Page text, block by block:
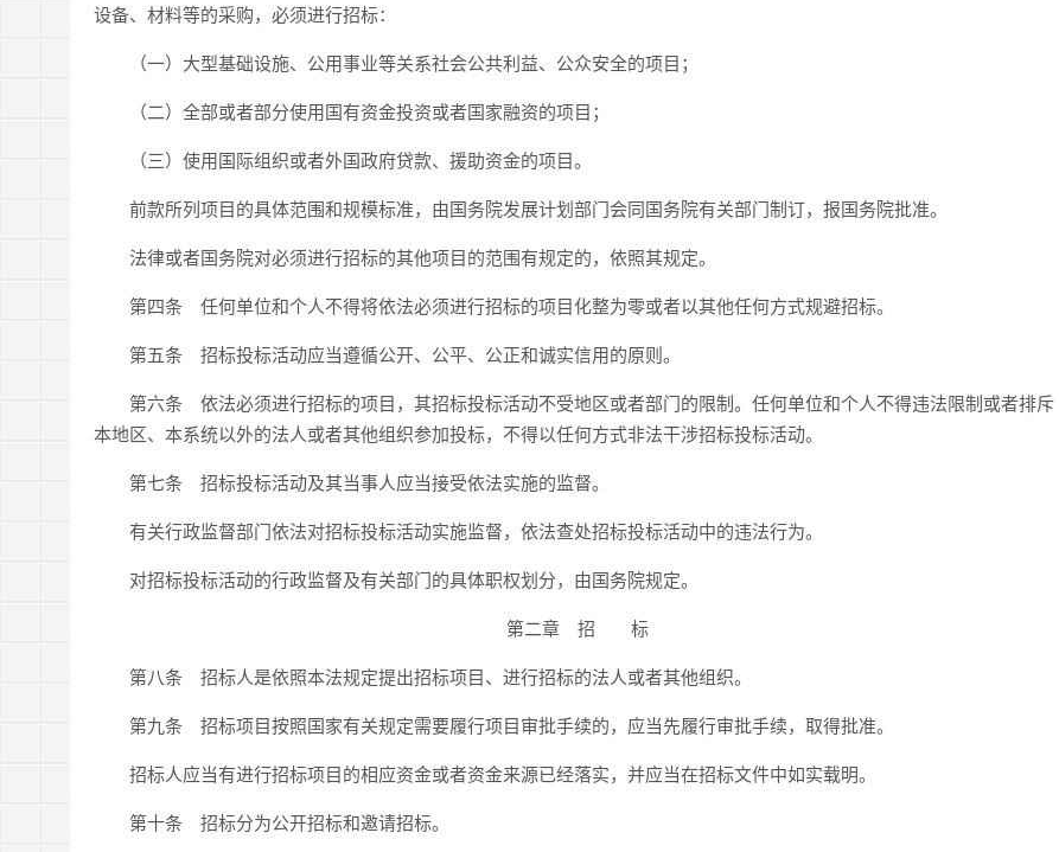
设备、材料等的采购，必须进行招标：
（一）大型基础设施、公用事业等关系社会公共利益、公众安全的项目；
（二）全部或者部分使用国有资金投资或者国家融资的项目；
（三）使用国际组织或者外国政府贷款、援助资金的项目。
前款所列项目的具体范围和规模标准，由国务院发展计划部门会同国务院有关部门制订，报国务院批准。
法律或者国务院对必须进行招标的其他项目的范围有规定的，依照其规定。
第四条 任何单位和个人不得将依法必须进行招标的项目化整为零或者以其他任何方式规避招标。
第五条 招标投标活动应当遵循公开、公平、公正和诚实信用的原则。
第六条 依法必须进行招标的项目，其招标投标活动不受地区或者部门的限制。任何单位和个人不得违法限制或者排斥
本地区、本系统以外的法人或者其他组织参加投标，不得以任何方式非法干涉招标投标活动。
第七条 招标投标活动及其当事人应当接受依法实施的监督。
有关行政监督部门依法对招标投标活动实施监督，依法查处招标投标活动中的违法行为。
对招标投标活动的行政监督及有关部门的具体职权划分，由国务院规定。
第二章 招 标
第八条 招标人是依照本法规定提出招标项目、进行招标的法人或者其他组织。
第九条 招标项目按照国家有关规定需要履行项目审批手续的，应当先履行审批手续，取得批准。
招标人应当有进行招标项目的相应资金或者资金来源已经落实，并应当在招标文件中如实载明。
第十条 招标分为公开招标和邀请招标。